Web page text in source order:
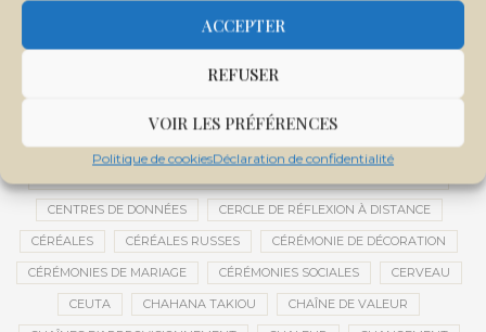
ACCEPTER
REFUSER
VOIR LES PRÉFÉRENCES
Politique de cookiesDéclaration de confidentialité
CENTRALE SOLAIRE DE SANANKOROBA
CENTRE D'INTELLIGENCE ARTIFICIELLE
CENTRE DE SANTÉ COMMUNAUTAIRE
CENTRE INTERNATIONAL DE CONFÉRENCES DE BAMAKO
CENTRE MALI
CENTRES DE DONNÉES CERCLE DE RÉFLEXION À DISTANCE
CÉRÉALES CÉRÉALES RUSSES CÉRÉMONIE DE DÉCORATION
CÉRÉMONIES DE MARIAGE CÉRÉMONIES SOCIALES CERVEAU
CEUTA CHAHANA TAKIOU CHAÎNE DE VALEUR